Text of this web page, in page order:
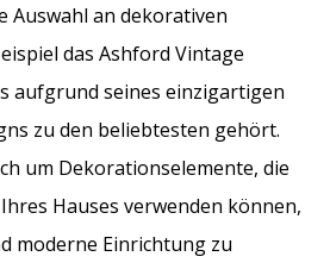
Auswahl an dekorativen
das Ashford Vintage
aufgrund seines einzigartigen
zu den beliebtesten gehört.
um Dekorationselemente, die
Hauses verwenden können,
moderne Einrichtung zu